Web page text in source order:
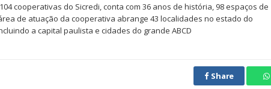
cooperativas do Sicredi, conta com 36 anos de história, 98 espaços de
de atuação da cooperativa abrange 43 localidades no estado do
a capital paulista e cidades do grande ABCD
Share